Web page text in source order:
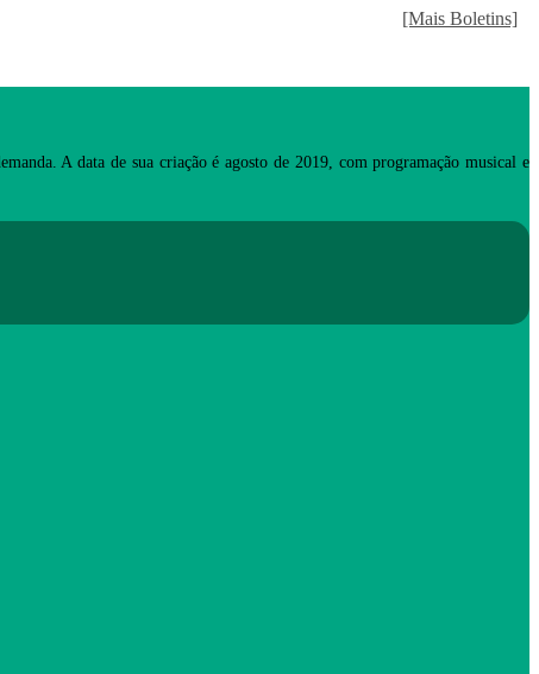
[Mais Boletins]
A data de sua criação é agosto de 2019, com programação musical e